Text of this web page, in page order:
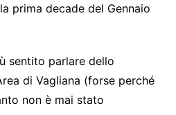
prima decade del Gennaio
sentito parlare dello
di Vagliana (forse perché
non è mai stato